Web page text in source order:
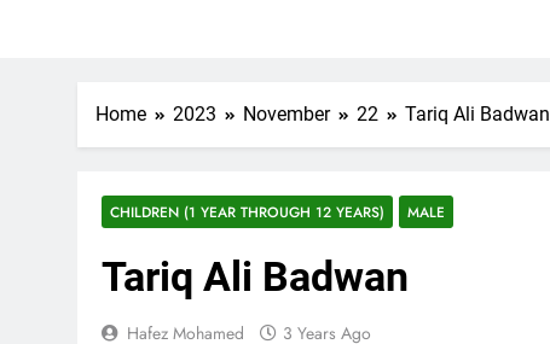
Home 2023 November 22 Tariq Ali Badwan
CHILDREN (1 YEAR THROUGH 12 YEARS) MALE
Tariq Ali Badwan
Hafez Mohamed 3 Years Ago